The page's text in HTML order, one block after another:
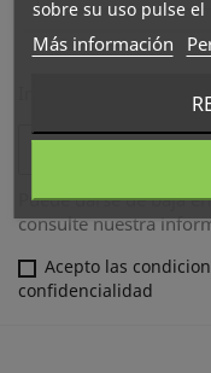
Infórmese de
Puede darse de baja
consulte nuestra
Acepto las
confidencialidad
sobre su uso pulse el
Más información